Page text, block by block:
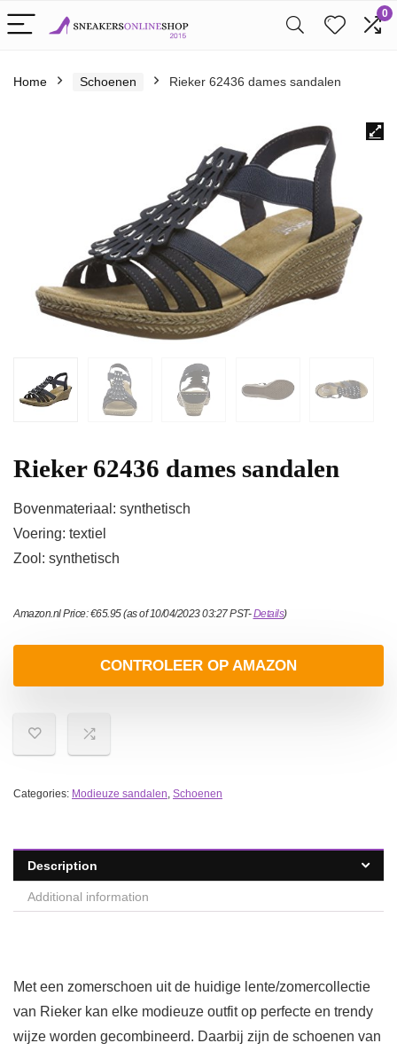
0
Home Schoenen Rieker 62436 dames sandalen
Rieker 62436 dames sandalen
Bovenmateriaal: synthetisch
Voering: textiel
Zool: synthetisch
Amazon.nl Price:€65.95(as of 10/04/2023 03:27 PST-Details)
CONTROLEER OP AMAZON
Categories: Modieuze sandalen, Schoenen
Description
Additional information
Met een zomerschoen uit de huidige lente/zomercollectie
van Rieker kan elke modieuze outfit op perfecte en trendy
wijze worden gecombineerd. Daarbij zijn de schoenen van